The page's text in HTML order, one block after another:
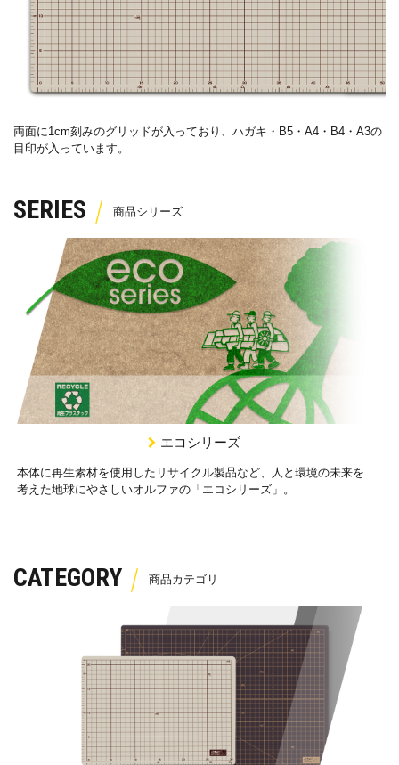
両面に 1cm刻みのグリッドが入っており、ハガキ・ B5 ・ A4 ・ B4 ・ A3の
目印が入っています。
SERIES
エコシリーズ
本体に再生素材を使用したリサイクル製品など、人と環境の未来を
考えた地球にやさしいオルファの「エコシリーズ」。
CATEGORY